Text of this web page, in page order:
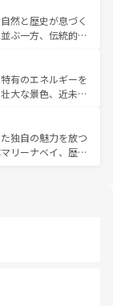
力を心ゆくまで味
韓国情報はコンテンツ一
の古い町並みやホ
、独特の雰囲気を
かさとおいしさで
ーヒーなどは、ぜ
もあたたかい人々
れられない旅にな
然と歴史が息づく
ぶ一方、伝統的な
マイなどの山岳地
トやクラビの美し
できる。タイ料理
にも異なる楽しみ
、仏教を中心とし
る旅人を魅了し続
有のエネルギーを
大な景色、近未来
スポットが密集し
魅力。息をのむよ
存分に楽しみ尽く
独自の魅力を放つ
リーナベイ、歴史
外せないスポット